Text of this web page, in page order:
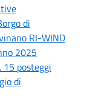
di
RI-WIND
2025
15 posteggi
di